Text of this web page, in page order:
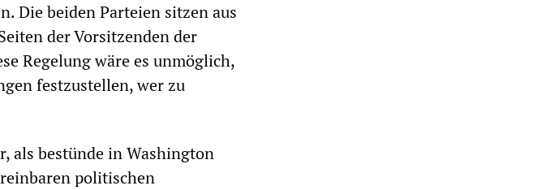
Die beiden Parteien sitzen aus
der Vorsitzenden der
Regelung wäre es unmöglich,
festzustellen, wer zu
als bestünde in Washington
politischen